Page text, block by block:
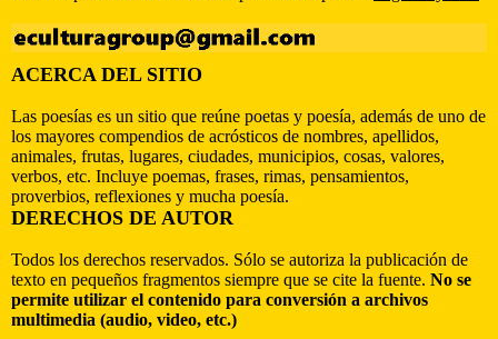
ACERCA DEL SITIO
Las poesías es un sitio que reúne poetas y poesía, además de uno de
los mayores compendios de acrósticos de nombres, apellidos,
animales, frutas, lugares, ciudades, municipios, cosas, valores,
verbos, etc. Incluye poemas, frases, rimas, pensamientos,
proverbios, reflexiones y mucha poesía.
DERECHOS DE AUTOR
Todos los derechos reservados. Sólo se autoriza la publicación de
texto en pequeños fragmentos siempre que se cite la fuente. No se
permite utilizar el contenido para conversión a archivos
multimedia (audio, video, etc.)